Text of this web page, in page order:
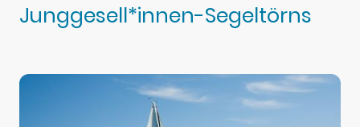
Junggesell*innen-Segeltörns